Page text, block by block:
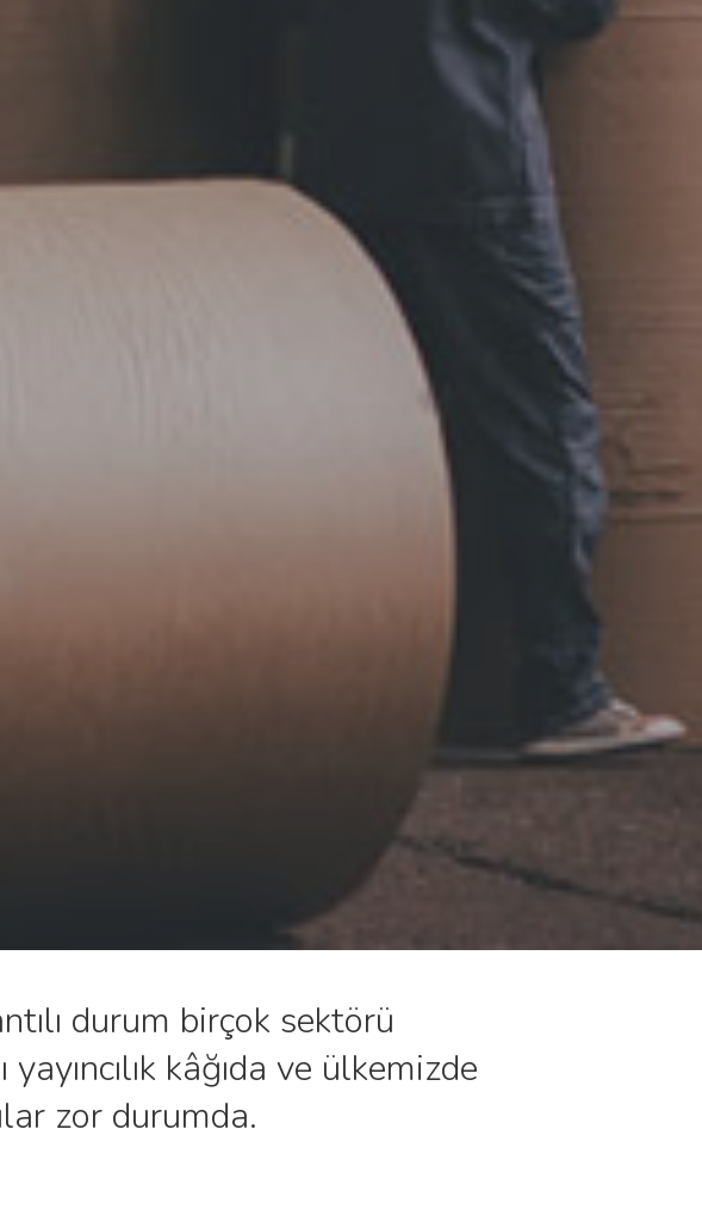
durum birçok sektörü
kâğıda ve ülkemizde
zor durumda.